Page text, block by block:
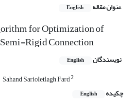
عنوان مقاله English
for Optimization of
Rigid Connection
نویسندگان English
Sahand Sarioletlagh Fard2
چکیده English